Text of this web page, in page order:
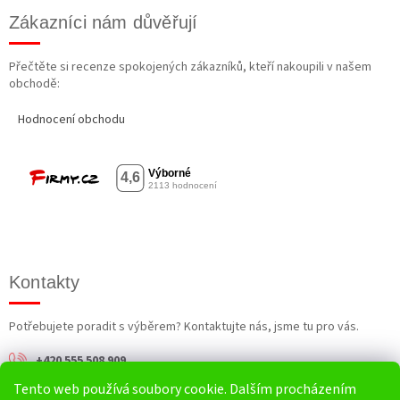
Tento web používá soubory cookie. Dalším procházením
Zákazníci nám důvěřují
Přečtěte si recenze spokojených zákazníků, kteří nakoupili v našem
obchodě:
Hodnocení obchodu
Kontakty
Potřebujete poradit s výběrem? Kontaktujte nás, jsme tu pro vás.
+420 555 508 909
info@harv.cz